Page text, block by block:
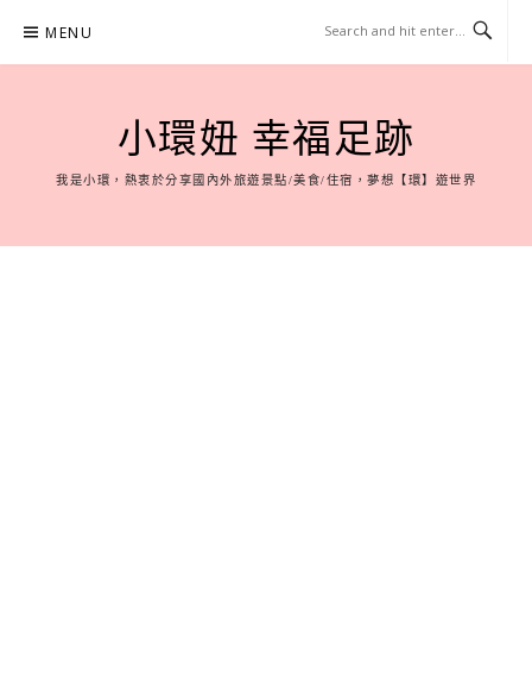
content
MENU
小環妞 幸福足跡
我是小環，熱衷於分享國內外旅遊景點/美食/住宿，夢想【環】遊世界